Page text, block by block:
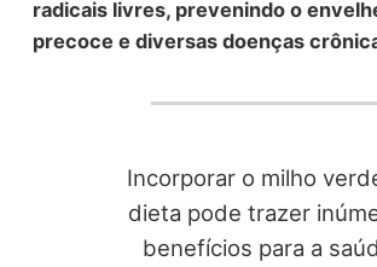
radicais livres, prevenindo o
precoce e diversas doenças
Incorporar o milho
dieta pode trazer
benefícios para a